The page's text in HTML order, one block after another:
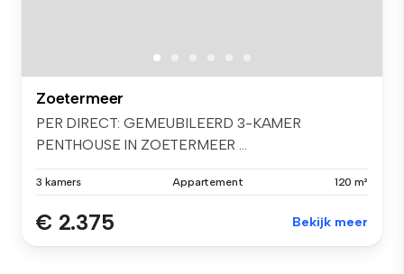
Zoetermeer
PER DIRECT: GEMEUBILEERD 3-KAMER
PENTHOUSE IN ZOETERMEER ...
3 kamers Appartement 120 m²
€ 2.375 Bekijk meer